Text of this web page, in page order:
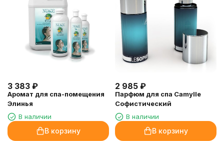
3 383 ₽
Аромат для спа-помещения
Элинья
В наличии
В корзину
2 985 ₽
Парфюм для спа Camylle
Софистический
В наличии
В корзину